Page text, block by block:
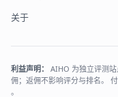
关于
利益声明：
AIHO 为独立评测
佣；返佣不影响评分与排名。
。